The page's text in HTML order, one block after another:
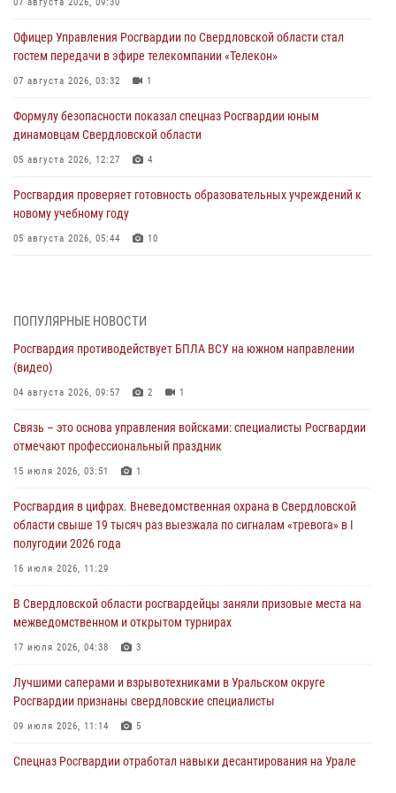
Офицер Управления Росгвардии по Свердловской области стал
гостем передачи в эфире телекомпании «Телекон»
07 августа 2026, 03:32 1
Формулу безопасности показал спецназ Росгвардии юным
динамовцам Свердловской области
05 августа 2026, 12:27 4
Росгвардия проверяет готовность образовательных учреждений к
новому учебному году
05 августа 2026, 05:44 10
04 августа 2026, 09:57 2
Росгвардия приняла участие в обеспечении безопасности Дня
города в Екатеринбурге
03 августа 2026, 07:43 3
Росгвардия приняла участие в межведомственном
антитеррористическом учении в Свердловской области
31 июля 2026, 12:27 1
Росгвардия обеспечивает безопасность граждан на южном
направлении
31 июля 2026, 06:56
рассказал об итогах работы подразделения в эфире телекомпании
«Телекон»
30 июля 2026, 11:33 1
ПОПУЛЯРНЫЕ НОВОСТИ
Росгвардия противодействует БПЛА ВСУ на южном направлении
(видео)
04 августа 2026, 09:57 2 1
Связь – это основа управления войсками: специалисты Росгвардии
отмечают профессиональный праздник
15 июля 2026, 03:51 1
Росгвардия в цифрах. Вневедомственная охрана в Свердловской
области свыше 19 тысяч раз выезжала по сигналам «тревога» в I
полугодии 2026 года
16 июля 2026, 11:29
В Свердловской области росгвардейцы заняли призовые места на
межведомственном и открытом турнирах
17 июля 2026, 04:38 3
Лучшими саперами и взрывотехниками в Уральском округе
Росгвардии признаны свердловские специалисты
09 июля 2026, 11:14 5
Спецназ Росгвардии отработал навыки десантирования на Урале